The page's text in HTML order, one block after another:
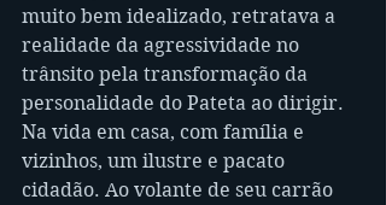
muito bem idealizado, retratava a
realidade da agressividade no
trânsito pela transformação da
personalidade do Pateta ao dirigir.
Na vida em casa, com família e
vizinhos, um ilustre e pacato
cidadão. Ao volante de seu carrão